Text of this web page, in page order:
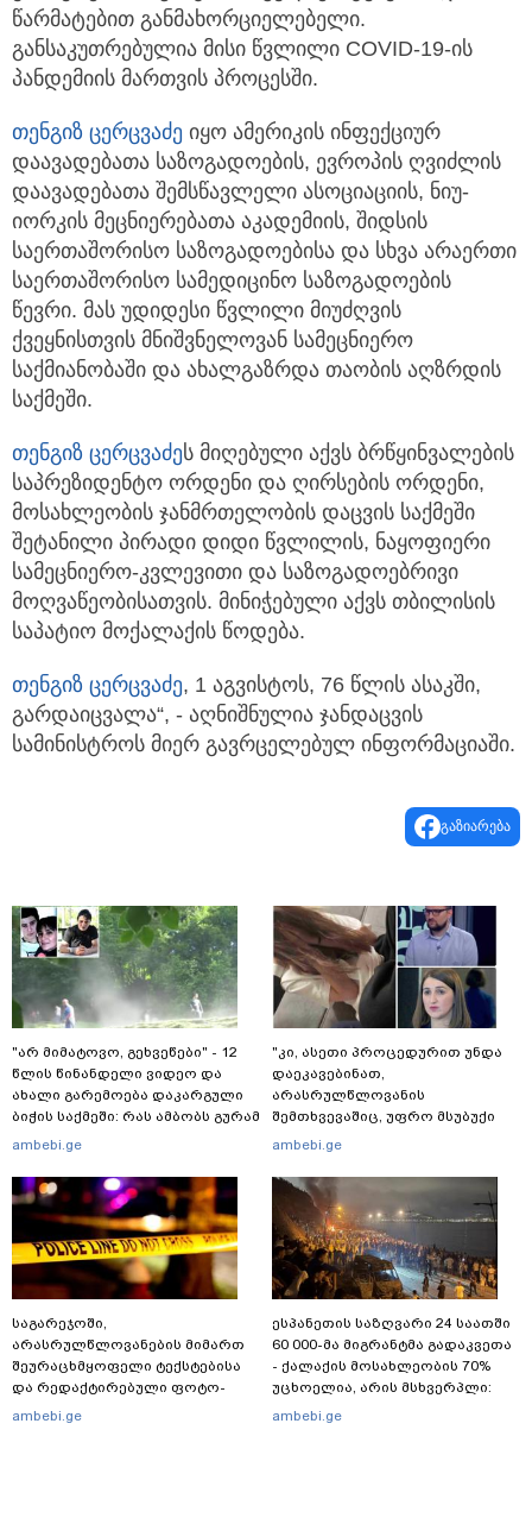
წარმატებით განმახორციელებელი.
განსაკუთრებულია მისი წვლილი COVID-19-ის
პანდემიის მართვის პროცესში.
თენგიზ ცერცვაძე იყო ამერიკის ინფექციურ
დაავადებათა საზოგადოების, ევროპის ღვიძლის
დაავადებათა შემსწავლელი ასოციაციის, ნიუ-
იორკის მეცნიერებათა აკადემიის, შიდსის
საერთაშორისო საზოგადოებისა და სხვა არაერთი
საერთაშორისო სამედიცინო საზოგადოების
წევრი. მას უდიდესი წვლილი მიუძღვის
ქვეყნისთვის მნიშვნელოვან სამეცნიერო
საქმიანობაში და ახალგაზრდა თაობის აღზრდის
საქმეში.
თენგიზ ცერცვაძეს მიღებული აქვს ბრწყინვალების
საპრეზიდენტო ორდენი და ღირსების ორდენი,
მოსახლეობის ჯანმრთელობის დაცვის საქმეში
შეტანილი პირადი დიდი წვლილის, ნაყოფიერი
სამეცნიერო-კვლევითი და საზოგადოებრივი
მოღვაწეობისათვის. მინიჭებული აქვს თბილისის
საპატიო მოქალაქის წოდება.
თენგიზ ცერცვაძე, 1 აგვისტოს, 76 წლის ასაკში,
გარდაიცვალა“, - აღნიშნულია ჯანდაცვის
სამინისტროს მიერ გავრცელებულ ინფორმაციაში.
გაზიარება
"არ მიმატოვო, გეხვეწები" - 12
წლის წინანდელი ვიდეო და
ახალი გარემოება დაკარგული
ბიჭის საქმეში: რას ამბობს გურამ
დადიანიძის დედა
ambebi.ge
საგარეჯოში,
არასრულწლოვანების მიმართ
შეურაცხმყოფელი ტექსტებისა
და რედაქტირებული ფოტო-
ვიდეომასალის გავრცელების
ambebi.ge
"კი, ასეთი პროცედურით უნდა
დაეკავებინათ,
არასრულწლოვანის
შემთხვევაშიც, უფრო მსუბუქი
ვარიანტი ძნელი
რატომ აღსრულდა განჩინება
ღამე" - იურისტები
ambebi.ge
ესპანეთის საზღვარი 24 საათში
60 000-მა მიგრანტმა გადაკვეთა
- ქალაქის მოსახლეობის 70%
უცხოელია, არის მსხვერპლი:
ბოლო ცნობები სეუტადან,
ambebi.ge